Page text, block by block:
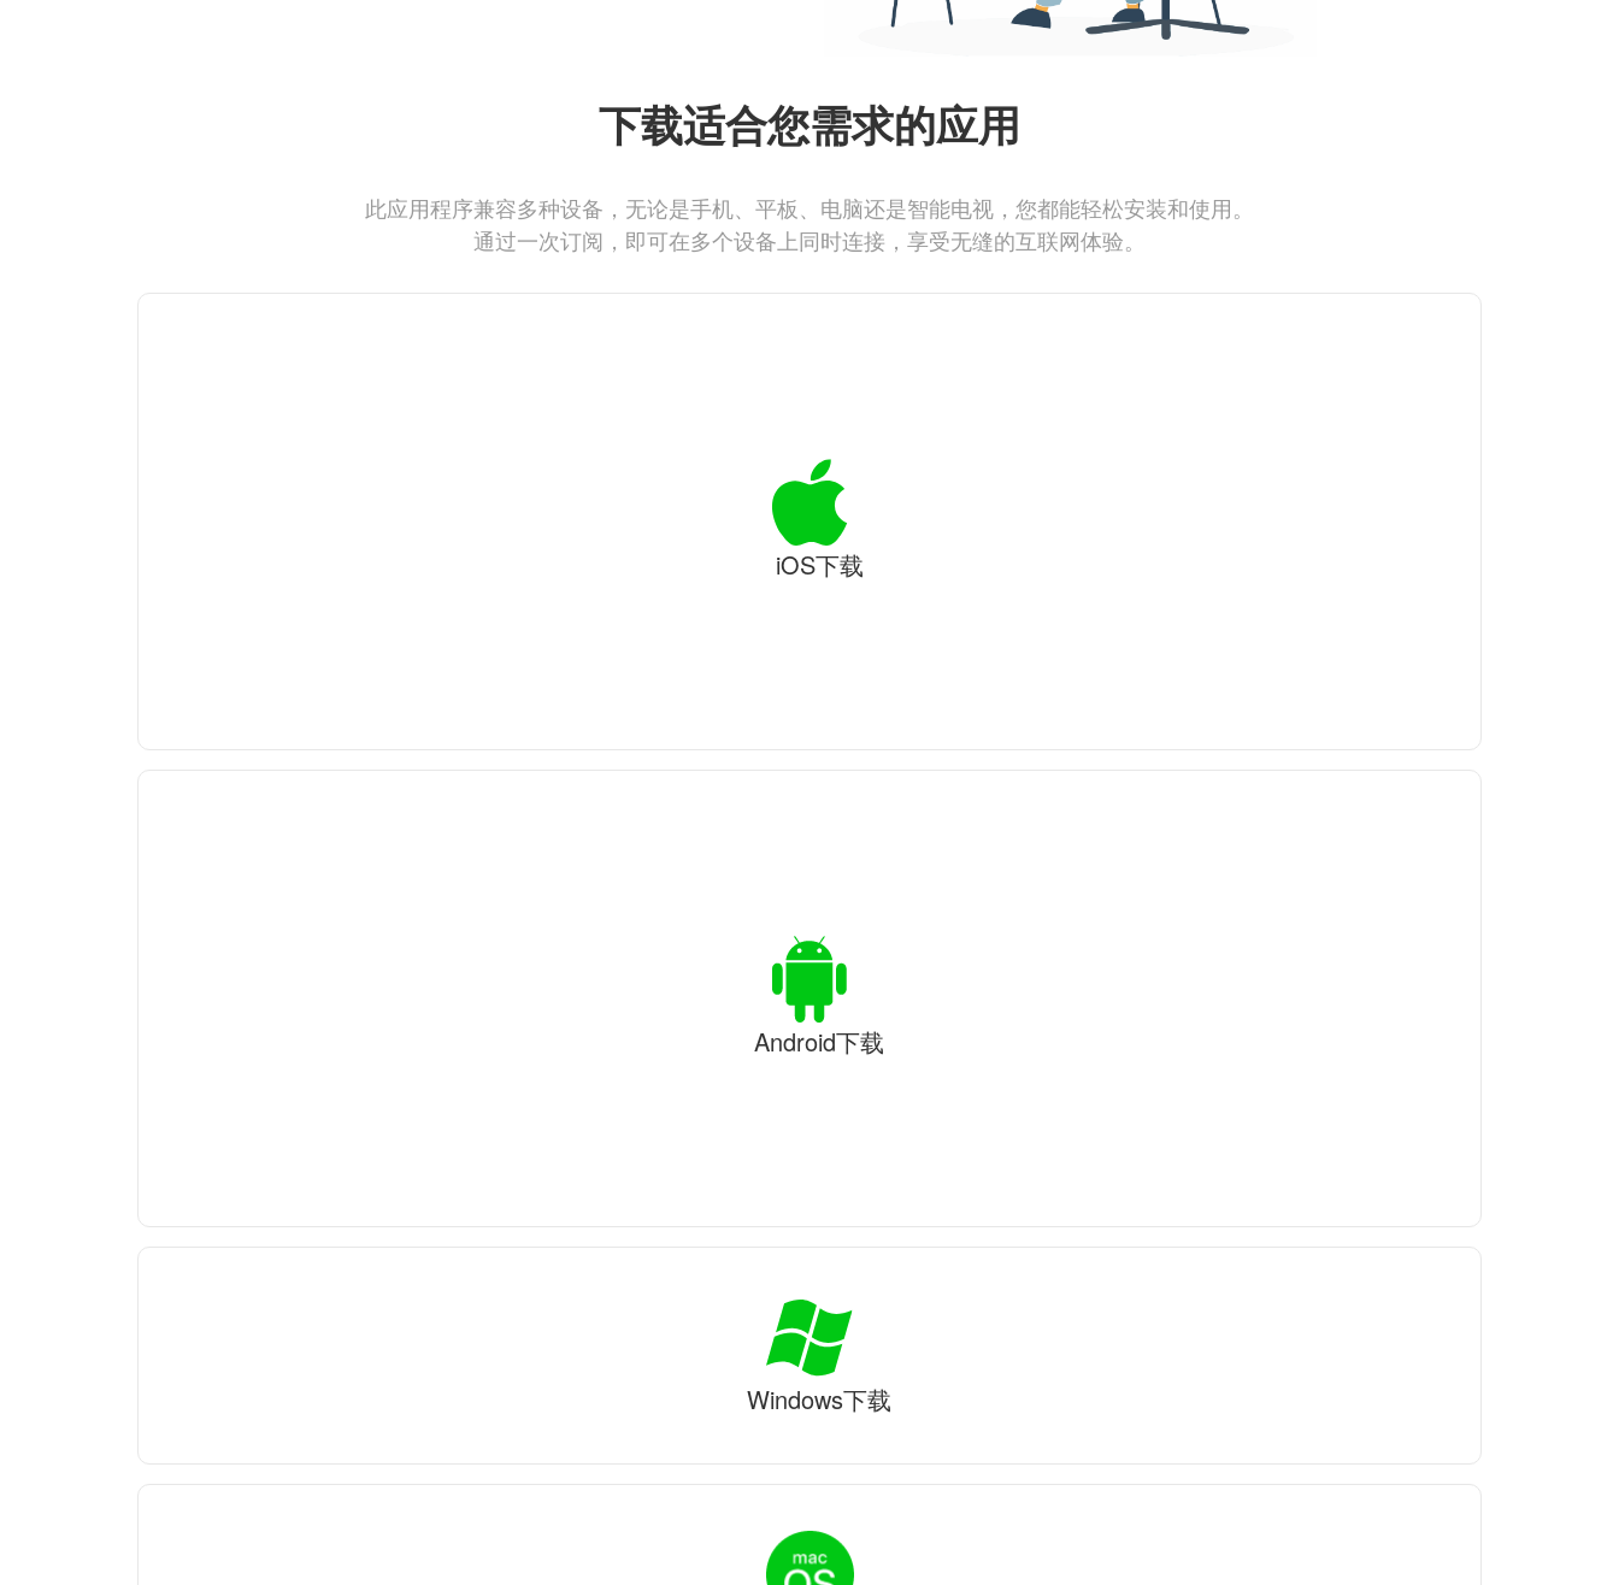
下载适合您需求的应用
此应用程序兼容多种设备，无论是手机、平板、电脑还是智能电视，您都能轻松安装和使用。
通过一次订阅，即可在多个设备上同时连接，享受无缝的互联网体验。
iOS下载
Android下载
Windows下载